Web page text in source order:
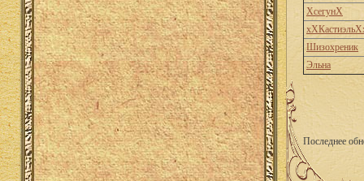
ХсегунХ
Шизохреник
Эльна
Последнее